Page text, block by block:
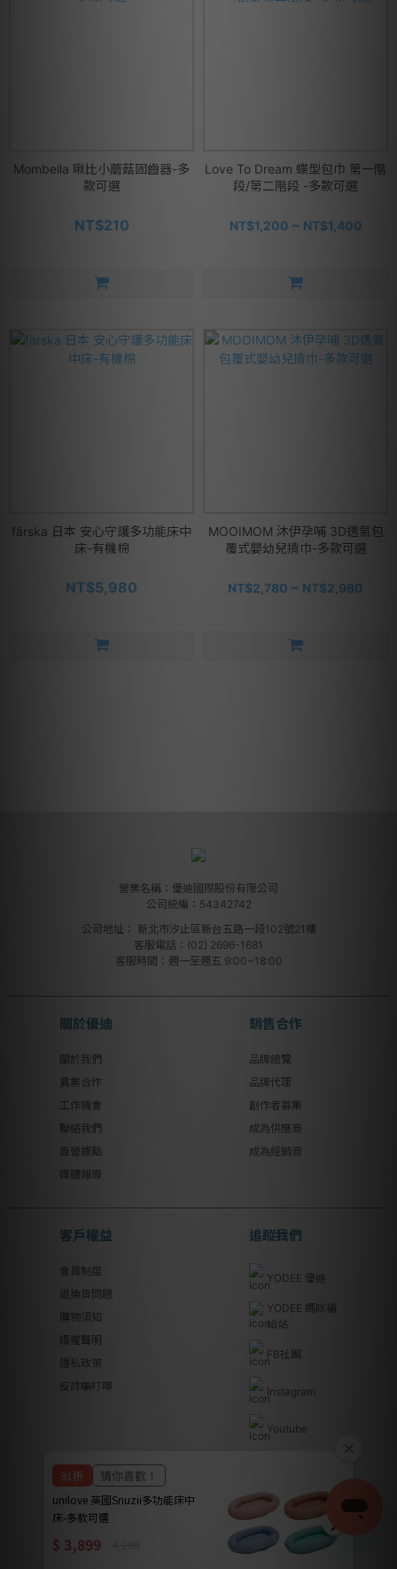
Mombella 啾比小蘑菇固齒器-多
款可選
NT$210
Love To Dream 蝶型包巾 第一階
段/第二階段 -多款可選
NT$1,200 ~ NT$1,400
färska 日本 安心守護多功能床中
床-有機棉
NT$5,980
MOOIMOM 沐伊孕哺 3D透氣包
覆式嬰幼兒揹巾-多款可選
NT$2,780 ~ NT$2,980
營業名稱：優迪國際股份有限公司
公司統編：54342742
公司地址： 新北市汐止區新台五路一段102號21樓
客服電話：(02) 2696-1681
客服時間：週一至週五 9:00~18:00
關於優迪
關於我們
異業合作
工作機會
聯絡我們
直營據點
媒體報導
銷售合作
品牌總覽
品牌代理
創作者募集
成為供應商
成為經銷商
客戶權益
會員制度
退換貨問題
購物須知
版權聲明
隱私政策
反詐騙叮嚀
追蹤我們
YODEE 優迪
YODEE 媽咪補
給站
FB社團
Instagram
Youtube
優迪國際股份有限公司 | YODEE INTERNATIONAL CO., LTD
法律顧問｜瀛睿律師事務所 Copyright 2024 © YODEE優迪